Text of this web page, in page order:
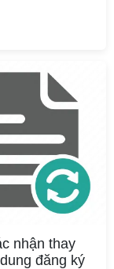
nhận thay
đăng ký